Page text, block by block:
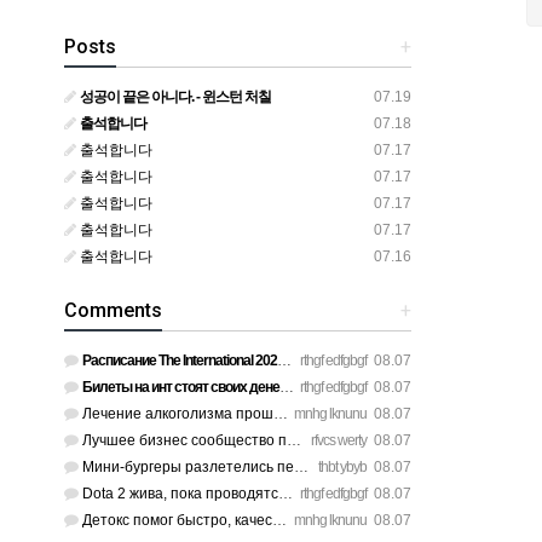
+
Posts
07.19
성공이 끝은 아니다. - 윈스턴 처칠
07.18
출석합니다
07.17
출석합니다
07.17
출석합니다
07.17
출석합니다
07.17
출석합니다
07.16
출석합니다
+
Comments
rthgf edfgbgf 08.07
Расписание The International 2026 просто топ, жду финал! htt…
rthgf edfgbgf 08.07
Билеты на инт стоят своих денег, атмосфера там просто непере…
mnhg lknunu 08.07
Лечение алкоголизма прошло успешно, физической тяги больше н…
rfvcs werty 08.07
Лучшее бизнес сообщество предпринимателей в Санкт-Петербурге…
thbt ybyb 08.07
Мини-бургеры разлетелись первыми, очень сочные. https://inte…
rthgf edfgbgf 08.07
Dota 2 жива, пока проводятся такие масштабные турниры. https…
mnhg lknunu 08.07
Детокс помог быстро, качественное лечение алкоголизма Санкт-…